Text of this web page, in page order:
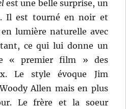
est une belle surprise, un
Il est tourné en noir et
lumière naturelle avec
ce qui lui donne un
« premier film » des
Le style évoque Jim
Allen mais en plus
Le frère et la soeur